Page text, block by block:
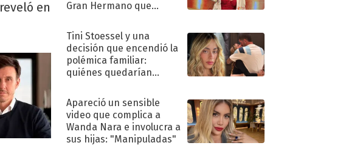
en
Gran Hermano que
Tini Stoessel y una
decisión que encendió la
polémica familiar:
quiénes quedarían
Apareció un sensible
video que complica a
Wanda Nara e involucra a
sus hijas: "Manipuladas"